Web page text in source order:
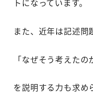
トになっています。
また、近年は記述問
「なぜそう考えたの
を説明する力も求め